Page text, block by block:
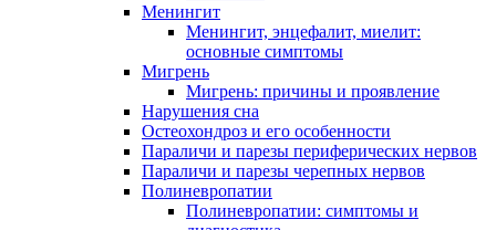
Менингит
Менингит, энцефалит, миелит:
основные симптомы
Мигрень
Мигрень: причины и проявление
Нарушения сна
Остеохондроз и его особенности
Параличи и парезы периферических нервов
Параличи и парезы черепных нервов
Полиневропатии
Полиневропатии: симптомы и